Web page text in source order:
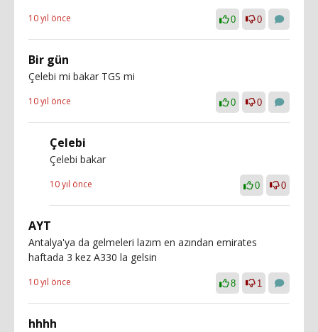
10 yıl önce 0 0
Bir gün
Çelebi mi bakar TGS mi
10 yıl önce 0 0
Çelebi
Çelebi bakar
10 yıl önce 0 0
AYT
Antalya'ya da gelmeleri lazım en azından emirates
haftada 3 kez A330 la gelsin
10 yıl önce 8 1
hhhh